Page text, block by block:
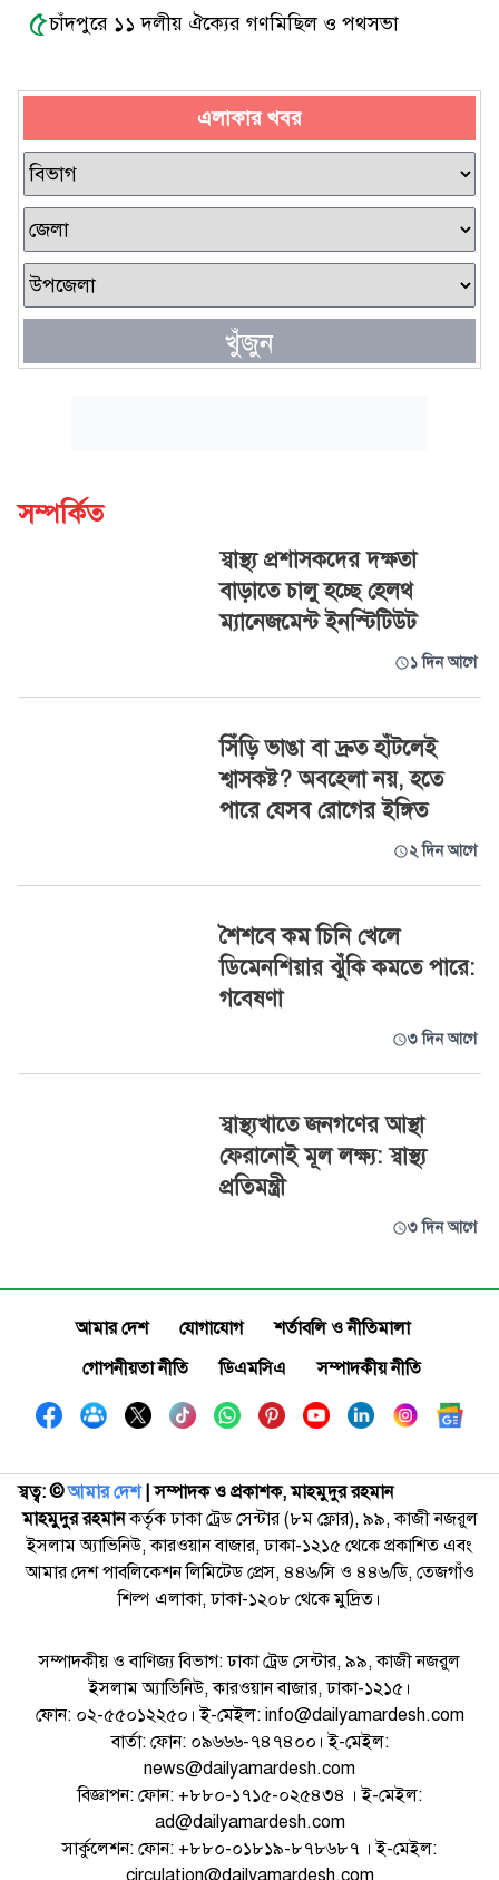
৫চাঁদপুরে ১১ দলীয় ঐক্যের গণমিছিল ও পথসভা
এলাকার খবর
খুঁজুন
সম্পর্কিত
স্বাস্থ্য প্রশাসকদের দক্ষতা
বাড়াতে চালু হচ্ছে হেলথ
ম্যানেজমেন্ট ইনস্টিটিউট
১ দিন আগে
সিঁড়ি ভাঙা বা দ্রুত হাঁটলেই
শ্বাসকষ্ট? অবহেলা নয়, হতে
পারে যেসব রোগের ইঙ্গিত
২ দিন আগে
শৈশবে কম চিনি খেলে
ডিমেনশিয়ার ঝুঁকি কমতে পারে:
গবেষণা
৩ দিন আগে
স্বাস্থ্যখাতে জনগণের আস্থা
ফেরানোই মূল লক্ষ্য: স্বাস্থ্য
প্রতিমন্ত্রী
৩ দিন আগে
আমার দেশ যোগাযোগ
শর্তাবলি ও নীতিমালা
গোপনীয়তা নীতি
ডিএমসিএ সম্পাদকীয় নীতি
স্বত্ব: ©️আমার দেশ| সম্পাদক ও প্রকাশক, মাহমুদুর রহমান
মাহমুদুর রহমানকর্তৃক ঢাকা ট্রেড সেন্টার (৮ম ফ্লোর), ৯৯, কাজী নজরুল
ইসলাম অ্যাভিনিউ, কারওয়ান বাজার, ঢাকা-১২১৫ থেকে প্রকাশিত এবং
আমার দেশ পাবলিকেশন লিমিটেড প্রেস, ৪৪৬/সি ও ৪৪৬/ডি, তেজগাঁও
শিল্প এলাকা, ঢাকা-১২০৮ থেকে মুদ্রিত।
সম্পাদকীয় ও বাণিজ্য বিভাগ: ঢাকা ট্রেড সেন্টার, ৯৯, কাজী নজরুল
ইসলাম অ্যাভিনিউ, কারওয়ান বাজার, ঢাকা-১২১৫।
ফোন: ০২-৫৫০১২২৫০। ই-মেইল: info@dailyamardesh.com
বার্তা: ফোন: ০৯৬৬৬-৭৪৭৪০০। ই-মেইল:
news@dailyamardesh.com
বিজ্ঞাপন: ফোন: +৮৮০-১৭১৫-০২৫৪৩৪ । ই-মেইল:
ad@dailyamardesh.com
সার্কুলেশন: ফোন: +৮৮০-০১৮১৯-৮৭৮৬৮৭ । ই-মেইল:
circulation@dailyamardesh.com